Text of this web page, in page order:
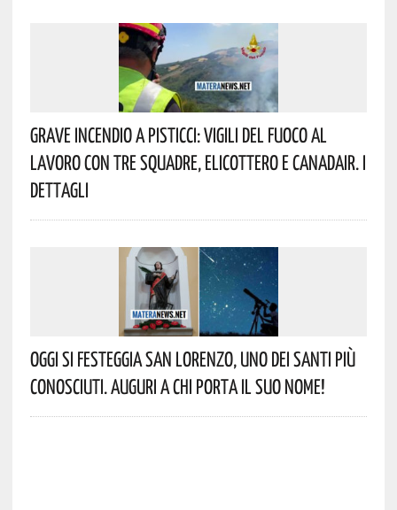
Grave Incendio A Pisticci: Vigili Del Fuoco Al
Lavoro Con Tre Squadre, Elicottero E Canadair. I
Dettagli
Oggi Si Festeggia San Lorenzo, Uno Dei Santi Più
Conosciuti. Auguri A Chi Porta Il Suo Nome!